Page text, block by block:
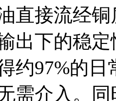
直接流经
出下的稳
约97%的
需介入。